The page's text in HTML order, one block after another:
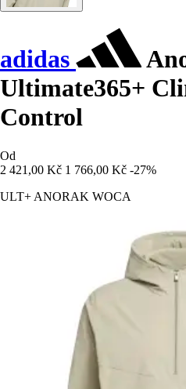
adidas
Ultimate365+
Control
Od
2 421,00 Kč 1 766,00 Kč -27%
ULT+ ANORAK WOCA